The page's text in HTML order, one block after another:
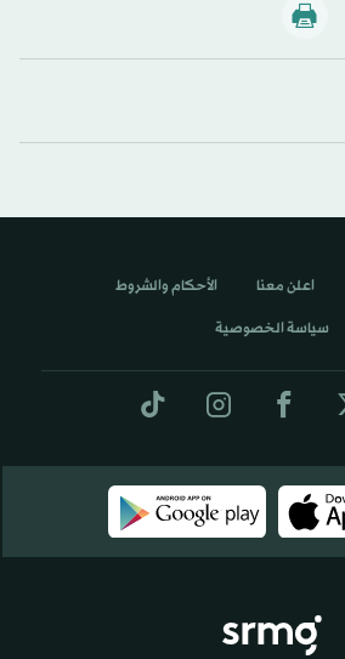
اعلن معنا الأحكام والشروط
سياسة الخصوصية